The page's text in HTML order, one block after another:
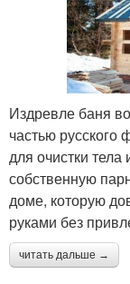
Издревле баня
частью
для очистки
собственную
доме, которую
руками без
читать дальше →